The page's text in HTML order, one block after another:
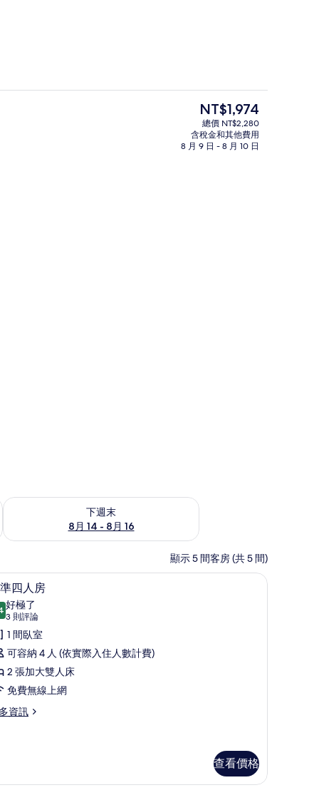
目
前
的
價
NT$1,974
總價 NT$2,280
含稅金和其他費用
8 月 9 日 - 8 月 10 日
下週末
8月 14 - 8月 16
查看下週末 (8月 14 - 8月 16) 的供應情況
顯示 5 間客房 (共 5 間)
標準四人房 | 書桌、免費無線上網、床單
2 四人房
分，滿分 10 分
好極了
3 則評論
(3
則
評
論)
1 間臥室
可容納 4 人 (依實際入住人數計費)
2 張加大雙人床
免費無線上網
資訊
查看價格
、床單